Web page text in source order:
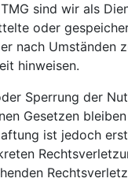
sind wir als
oder
nach Umständen
hinweisen.
Sperrung der
Gesetzen
ist jedoch